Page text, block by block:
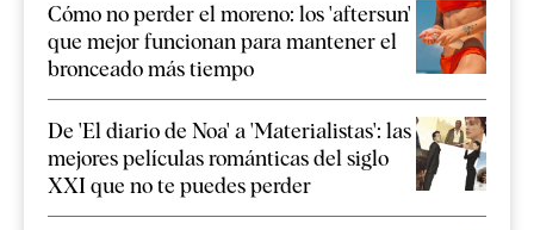
Cómo no perder el moreno: los 'aftersun'
que mejor funcionan para mantener el
bronceado más tiempo
De 'El diario de Noa' a 'Materialistas': las
mejores películas románticas del siglo
XXI que no te puedes perder